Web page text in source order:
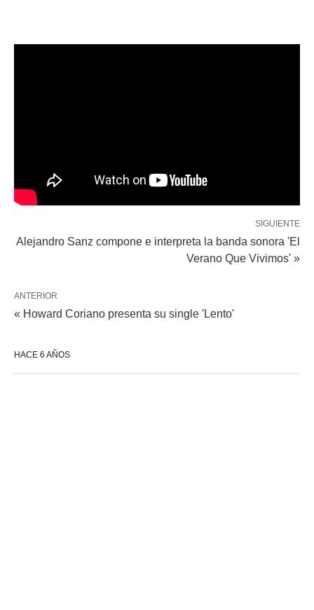
SIGUIENTE
Alejandro Sanz compone e interpreta la banda sonora 'El
Verano Que Vivimos' »
ANTERIOR
« Howard Coriano presenta su single 'Lento'
HACE 6 AÑOS